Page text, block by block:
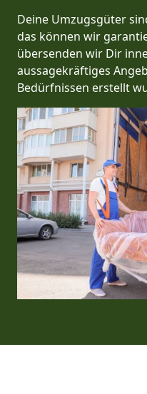
Deine Umzugsgüter
das können wir
übersenden wir Dir
aussagekräftiges
Bedürfnissen erstellt